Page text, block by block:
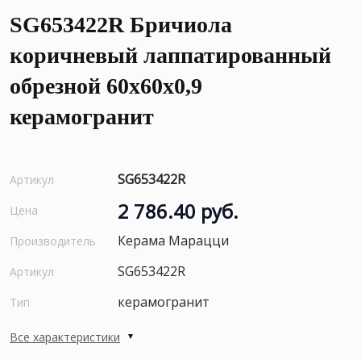
SG653422R Бричиола
коричневый лаппатированный
обрезной 60x60x0,9
керамогранит
Артикул SG653422R
Цена 2 786.40 руб.
Производитель Керама Марацци
Артикул SG653422R
Тип керамогранит
Все характеристики